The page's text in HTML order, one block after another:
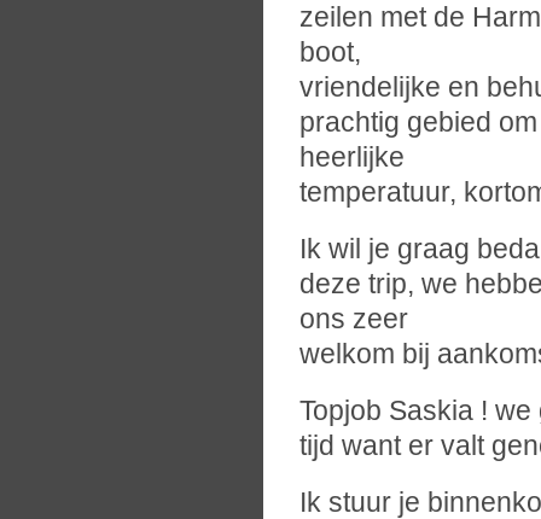
zeilen met de
boot,
vriendelijke en
prachtig gebied
heerlijke
temperatuur,
Ik wil je graag
deze trip, we
ons zeer
welkom bij
Topjob Saskia !
tijd want er valt
Ik stuur je